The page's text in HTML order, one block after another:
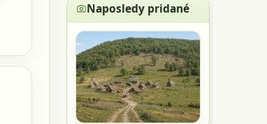
Naposledy pridané